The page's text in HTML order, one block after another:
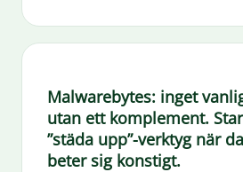
Malwarebytes: inget
utan ett komplement.
”städa upp”-verktyg när
beter sig konstigt.